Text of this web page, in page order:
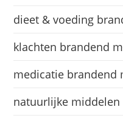
dieet & voeding
klachten brandend
medicatie brandend
natuurlijke